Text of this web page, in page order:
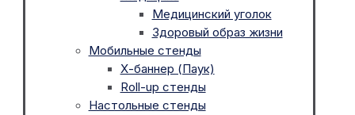
Медицинский уголок
Здоровый образ жизни
Мобильные стенды
Х-баннер (Паук)
Roll-up стенды
Настольные стенды